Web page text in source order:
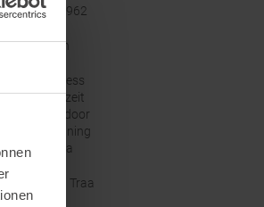
623962
Nein
Fitness
Freizeit
Outdoor
Running
Yoga
Kari Traa